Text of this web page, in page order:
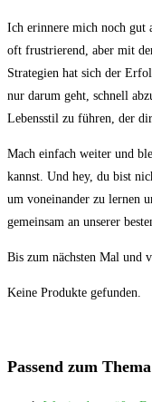
Ich erinnere mich noch gut
⁢oft frustrierend, aber mit
Strategien hat sich der
nur darum geht, schnell
Lebensstil zu führen, der
Mach einfach weiter​ und
kannst. Und hey, du bist
⁢um voneinander zu lernen⁤
gemeinsam‍ an unserer
Bis zum nächsten Mal und
Keine Produkte gefunden.
Passend zum